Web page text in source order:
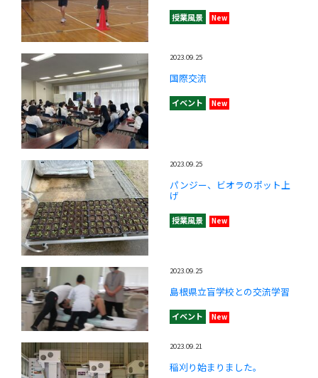
授業風景 New
2023.09.25
国際交流
イベント New
2023.09.25
パンジー、ビオラのポット上
げ
授業風景 New
2023.09.25
島根県立盲学校との交流学習
イベント New
2023.09.21
稲刈り始まりました。